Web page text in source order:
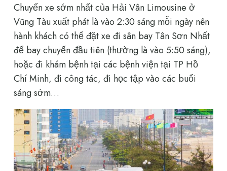
Chuyến xe sớm nhất của Hải Vân Limousine ở
Vũng Tàu xuất phát là vào 2:30 sáng mỗi ngày nên
hành khách có thể đặt xe đi sân bay Tân Sơn Nhất
để bay chuyến đầu tiên (thường là vào 5:50 sáng),
hoặc đi khám bệnh tại các bệnh viện tại TP Hồ
Chí Minh, đi công tác, đi học tập vào các buổi
sáng sớm…